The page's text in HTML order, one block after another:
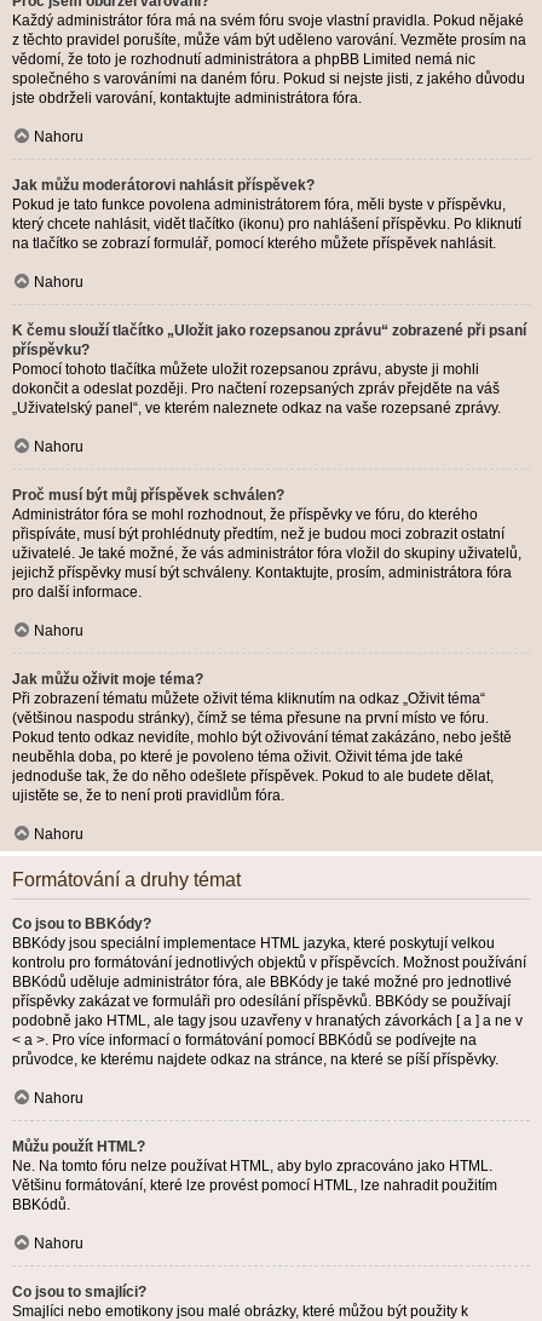
Každý administrátor fóra má na svém fóru svoje vlastní pravidla. Pokud nějaké
z těchto pravidel porušíte, může vám být uděleno varování. Vezměte prosím na
vědomí, že toto je rozhodnutí administrátora a phpBB Limited nemá nic
společného s varováními na daném fóru. Pokud si nejste jisti, z jakého důvodu
jste obdrželi varování, kontaktujte administrátora fóra.
Nahoru
Jak můžu moderátorovi nahlásit příspěvek?
Pokud je tato funkce povolena administrátorem fóra, měli byste v příspěvku,
který chcete nahlásit, vidět tlačítko (ikonu) pro nahlášení příspěvku. Po kliknutí
na tlačítko se zobrazí formulář, pomocí kterého můžete příspěvek nahlásit.
Nahoru
K čemu slouží tlačítko „Uložit jako rozepsanou zprávu“ zobrazené při psaní
příspěvku?
Pomocí tohoto tlačítka můžete uložit rozepsanou zprávu, abyste ji mohli
dokončit a odeslat později. Pro načtení rozepsaných zpráv přejděte na váš
„Uživatelský panel“, ve kterém naleznete odkaz na vaše rozepsané zprávy.
Nahoru
Proč musí být můj příspěvek schválen?
Administrátor fóra se mohl rozhodnout, že příspěvky ve fóru, do kterého
přispíváte, musí být prohlédnuty předtím, než je budou moci zobrazit ostatní
uživatelé. Je také možné, že vás administrátor fóra vložil do skupiny uživatelů,
jejichž příspěvky musí být schváleny. Kontaktujte, prosím, administrátora fóra
pro další informace.
Nahoru
Jak můžu oživit moje téma?
Při zobrazení tématu můžete oživit téma kliknutím na odkaz „Oživit téma“
(většinou naspodu stránky), čímž se téma přesune na první místo ve fóru.
Pokud tento odkaz nevidíte, mohlo být oživování témat zakázáno, nebo ještě
neuběhla doba, po které je povoleno téma oživit. Oživit téma jde také
jednoduše tak, že do něho odešlete příspěvek. Pokud to ale budete dělat,
ujistěte se, že to není proti pravidlům fóra.
Nahoru
Formátování a druhy témat
Co jsou to BBKódy?
BBKódy jsou speciální implementace HTML jazyka, které poskytují velkou
kontrolu pro formátování jednotlivých objektů v příspěvcích. Možnost používání
BBKódů uděluje administrátor fóra, ale BBKódy je také možné pro jednotlivé
příspěvky zakázat ve formuláři pro odesílání příspěvků. BBKódy se používají
podobně jako HTML, ale tagy jsou uzavřeny v hranatých závorkách [ a ] a ne v
< a >. Pro více informací o formátování pomocí BBKódů se podívejte na
průvodce, ke kterému najdete odkaz na stránce, na které se píší příspěvky.
Nahoru
Můžu použít HTML?
Ne. Na tomto fóru nelze používat HTML, aby bylo zpracováno jako HTML.
Většinu formátování, které lze provést pomocí HTML, lze nahradit použitím
BBKódů.
Nahoru
Co jsou to smajlíci?
Smajlíci nebo emotikony jsou malé obrázky, které můžou být použity k